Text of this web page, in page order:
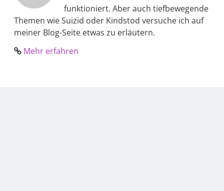
funktioniert. Aber auch tiefbewegende
Themen wie Suizid oder Kindstod versuche ich auf
meiner Blog-Seite etwas zu erläutern.
Mehr erfahren